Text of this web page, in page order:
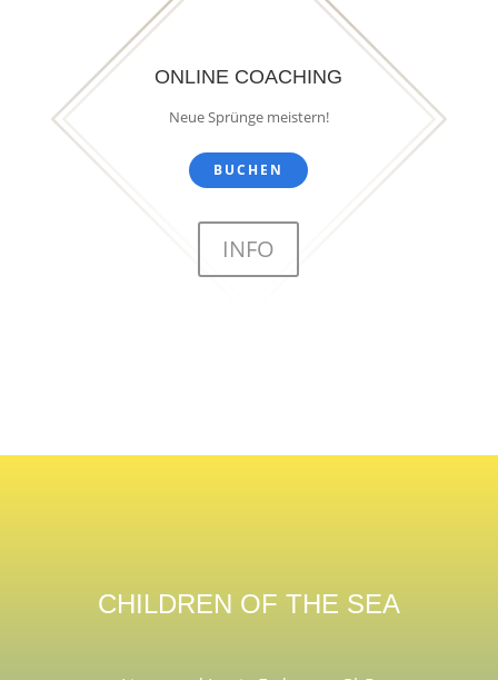
ONLINE COACHING
Neue Sprünge meistern!
BUCHEN
INFO
CHILDREN OF THE SEA